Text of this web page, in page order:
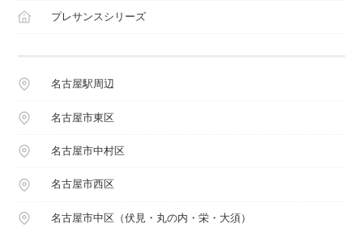
プレサンスシリーズ
名古屋駅周辺
名古屋市東区
名古屋市中村区
名古屋市西区
名古屋市中区（伏見・丸の内・栄・大須）